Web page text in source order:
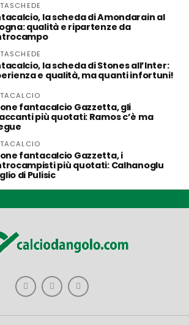
la scheda di Amondarain al
qualità e ripartenze da
la scheda di Stones all’Inter:
e qualità, ma quanti infortuni!
fantacalcio Gazzetta, gli
più quotati: Ramos c’è ma
fantacalcio Gazzetta, i
più quotati: Calhanoglu
di Pulisic